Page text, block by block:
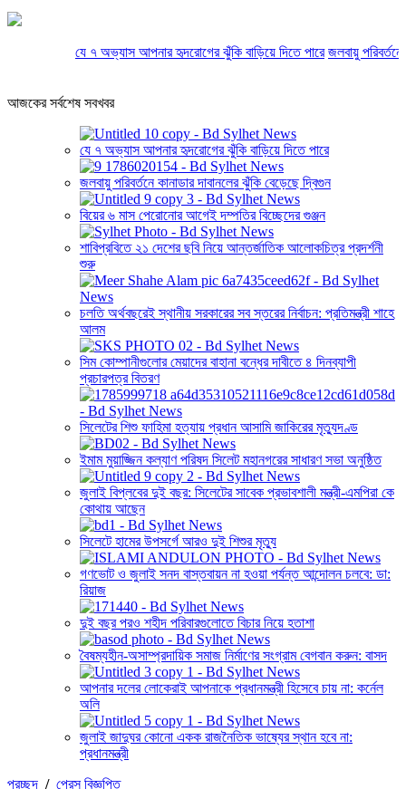
যে ৭ অভ্যাস আপনার হৃদরোগের ঝুঁকি বাড়িয়ে দিতে পারে জলবায়ু পরিবর্তনে
আজকের সর্বশেষ সবখবর
যে ৭ অভ্যাস আপনার হৃদরোগের ঝুঁকি বাড়িয়ে দিতে পারে
জলবায়ু পরিবর্তনে কানাডার দাবানলের ঝুঁকি বেড়েছে দ্বিগুন
বিয়ের ৬ মাস পেরোনোর আগেই দম্পতির বিচ্ছেদের গুঞ্জন
শাবিপ্রবিতে ২১ দেশের ছবি নিয়ে আন্তর্জাতিক আলোকচিত্র প্রদর্শনী
শুরু
চলতি অর্থবছরেই স্থানীয় সরকারের সব স্তরের নির্বাচন: প্রতিমন্ত্রী শাহে
আলম
সিম কোম্পানীগুলোর মেয়াদের বাহানা বন্ধের দাবীতে ৪ দিনব্যাপী
প্রচারপত্র বিতরণ
সিলেটের শিশু ফাহিমা হত্যায় প্রধান আসামি জাকিরের মৃত্যুদণ্ড
ইমাম মুয়াজ্জিন কল্যাণ পরিষদ সিলেট মহানগরের সাধারণ সভা অনুষ্ঠিত
জুলাই বিপ্লবের দুই বছর: সিলেটের সাবেক প্রভাবশালী মন্ত্রী-এমপিরা কে
কোথায় আছেন
সিলেটে হামের উপসর্গে আরও দুই শিশুর মৃত্যু
গণভোট ও জুলাই সনদ বাস্তবায়ন না হওয়া পর্যন্ত আন্দোলন চলবে: ডা:
রিয়াজ
দুই বছর পরও শহীদ পরিবারগুলোতে বিচার নিয়ে হতাশা
বৈষম্যহীন-অসাম্প্রদায়িক সমাজ নির্মাণের সংগ্রাম বেগবান করুন: বাসদ
আপনার দলের লোকেরাই আপনাকে প্রধানমন্ত্রী হিসেবে চায় না: কর্নেল
অলি
জুলাই জাদুঘর কোনো একক রাজনৈতিক ভাষ্যের স্থান হবে না:
প্রধানমন্ত্রী
প্রচ্ছদ / প্রেস বিজ্ঞপ্তি